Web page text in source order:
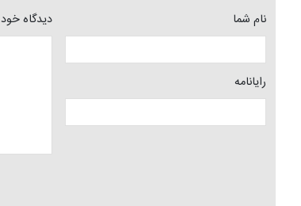
نام شما
رایانامه
دیدگاه خود